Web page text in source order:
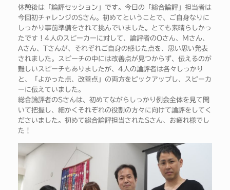
休憩後は「論評セッション」です。今日の「総合論評」担当者は
今回初チャレンジのSさん。初めてということで、ご自身なりに
しっかり事前準備をされて挑んでいました。とても素晴らしかっ
たです！4人のスピーカーに対して、論評者のOさん、Mさん、
Aさん、Tさんが、それぞれご自身の感じた点を、思い思い発表
されました。スピーチの中には改善点が見つからず、伝えるのが
難しいスピーチもありましたが、4人の論評者は各々しっかり
と、「よかった点、改善点」の両方をピックアップし、スピーカ
ーに伝えていました。
総合論評者のSさんは、初めてながらしっかり例会全体を見て聞
いて把握し、細かくそれぞれの役割の方々に向けて論評をしてく
ださいました。初めて総合論評担当されたSさん、お疲れ様でし
た！